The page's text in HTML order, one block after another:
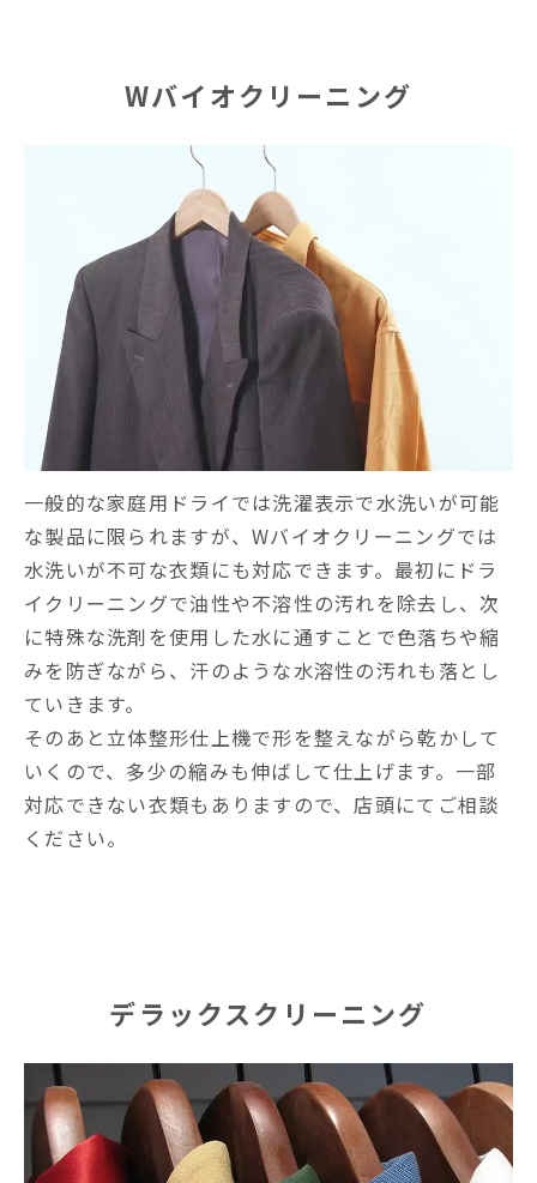
Wバイオクリーニング
一般的な家庭用ドライでは洗濯表示で水洗いが可能
な製品に限られますが、Wバイオクリーニングでは
水洗いが不可な衣類にも対応できます。最初にドラ
イクリーニングで油性や不溶性の汚れを除去し、次
に特殊な洗剤を使用した水に通すことで色落ちや縮
みを防ぎながら、汗のような水溶性の汚れも落とし
ていきます。
そのあと立体整形仕上機で形を整えながら乾かして
いくので、多少の縮みも伸ばして仕上げます。一部
対応できない衣類もありますので、店頭にてご相談
ください。
デラックスクリーニング